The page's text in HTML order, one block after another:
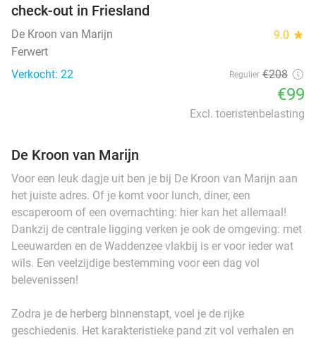
check-out in Friesland
De Kroon van Marijn 9.0 star
Ferwert
Verkocht: 22
Regulier €208
€99
Excl. toeristenbelasting
De Kroon van Marijn
Voor een leuk dagje uit ben je bij De Kroon van Marijn aan
het juiste adres. Of je komt voor lunch, diner, een
escaperoom of een overnachting: hier kan het allemaal!
Dankzij de centrale ligging verken je ook de omgeving: met
Leeuwarden en de Waddenzee vlakbij is er voor ieder wat
wils. Een veelzijdige bestemming voor een dag vol
belevenissen!
Zodra je de herberg binnenstapt, voel je de rijke
geschiedenis. Het karakteristieke pand zit vol verhalen en